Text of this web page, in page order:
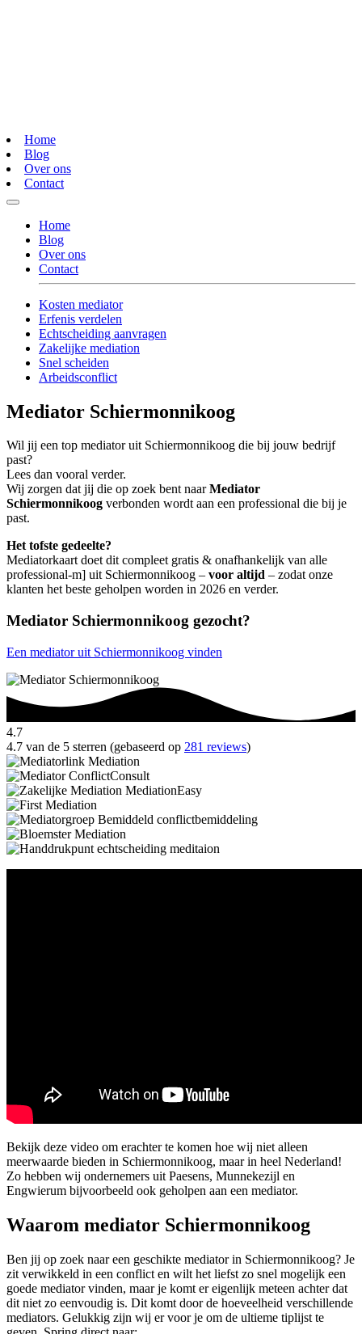
Home
Blog
Over ons
Contact
Home
Blog
Over ons
Contact
Kosten mediator
Erfenis verdelen
Echtscheiding aanvragen
Zakelijke mediation
Snel scheiden
Arbeidsconflict
Mediator Schiermonnikoog
Wil jij een top mediator uit Schiermonnikoog die bij jouw bedrijf
past?
Lees dan vooral verder.
Wij zorgen dat jij die op zoek bent naarMediator
Schiermonnikoog verbonden wordt aan een professional die bij je
past.
Het tofste gedeelte?
Mediatorkaart doet dit compleet gratis & onafhankelijk van alle
professional-m] uit Schiermonnikoog – voor altijd – zodat onze
klanten het beste geholpen worden in 2026 en verder.
Mediator Schiermonnikoog gezocht?
Een mediator uit Schiermonnikoog vinden
4.7
4.7 van de 5 sterren (gebaseerd op 281 reviews)
Bekijk deze video om erachter te komen hoe wij niet alleen
meerwaarde bieden in Schiermonnikoog, maar in heel Nederland!
Zo hebben wij ondernemers uit Paesens, Munnekezijl en
Engwierum bijvoorbeeld ook geholpen aan een mediator.
Waarom mediator Schiermonnikoog
Ben jij op zoek naar een geschikte mediator in Schiermonnikoog? Je
zit verwikkeld in een conflict en wilt het liefst zo snel mogelijk een
goede mediator vinden, maar je komt er eigenlijk meteen achter dat
dit niet zo eenvoudig is. Dit komt door de hoeveelheid verschillende
mediators. Gelukkig zijn wij er voor je om de ultieme tiplijst te